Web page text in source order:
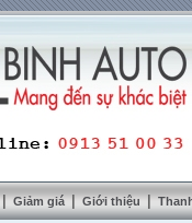
| Giảm giá | Giới thiệu |